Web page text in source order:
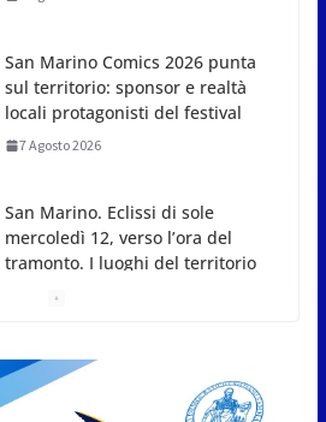
San Marino. Eclissi di sole
mercoledì 12, verso l’ora del
tramonto. I luoghi del territorio
abbruciamenti di residui
Caccuri celebra Roberto Sergio: